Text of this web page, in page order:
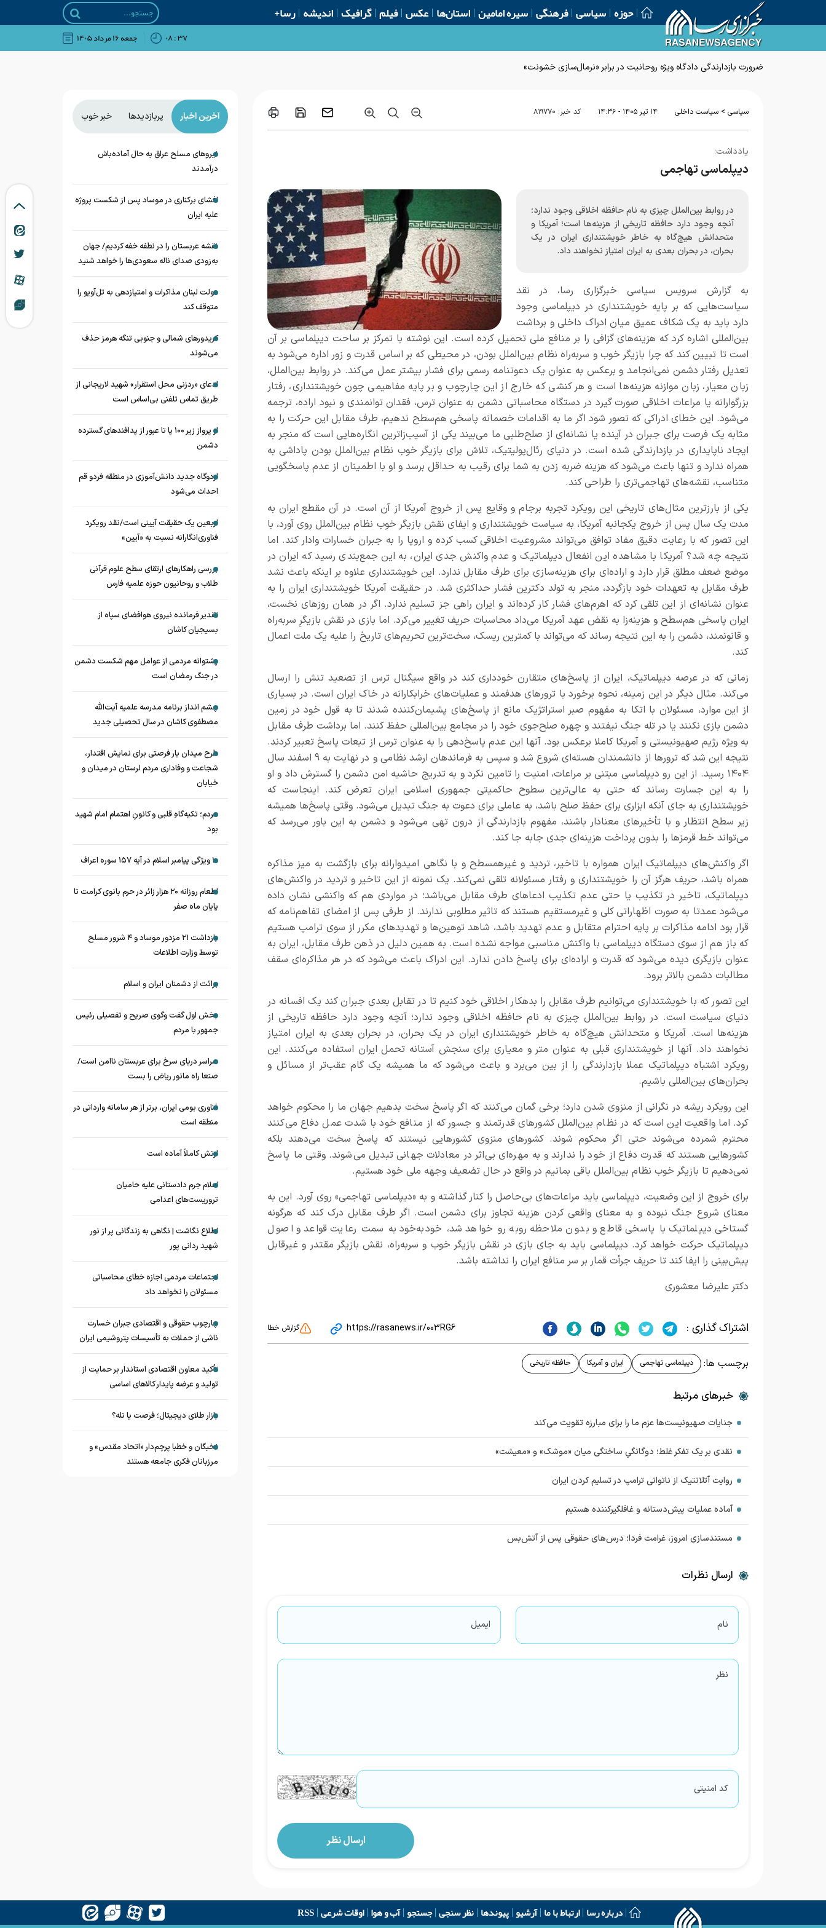
حوزه سیاسی فرهنگی سیره امامین استان‌ها عکس فیلم گرافیک اندیشه رسا+
۳۷ : ۰۸ جمعه ۱۶ مرداد ۱۴۰۵
ضرورت بازدارندگی دادگاه ویژه روحانیت در برابر «نرمال‌سازی خشونت»
سیاسی > سیاست داخلی ۱۴ تير ۱۴۰۵ - ۱۴:۳۶ کد خبر: ۸۱۹۷۷۰
یادداشت؛
دیپلماسی تهاجمی
در روابط بین‌الملل چیزی به نام حافظه اخلاقی وجود ندارد؛
آنچه وجود دارد حافظه تاریخی از هزینه‌ها است؛ آمریکا و
متحدانش هیچ‌گاه به خاطر خویشتنداری ایران در یک
بحران، در بحران بعدی به ایران امتیاز نخواهند داد.
به گزارش سرویس سیاسی خبرگزاری رسا، در نقد
سیاست‌هایی که بر پایه خویشتنداری در دیپلماسی وجود
دارد باید به یک شکاف عمیق میان ادراک داخلی و برداشت
بین‌المللی اشاره کرد که هزینه‌های گزافی را بر منافع ملی تحمیل کرده است. این نوشته با تمرکز بر ساحت دیپلماسی بر آن
است تا تبیین کند که چرا بازیگر خوب و سربه‌راه نظام بین‌الملل بودن، در محیطی که بر اساس قدرت و زور اداره می‌شود به
تعدیل رفتار دشمن نمی‌انجامد و برعکس به عنوان یک دعوتنامه رسمی برای فشار بیشتر عمل می‌کند. در روابط بین‌الملل،
زبان معیار، زبان موازنه هزینه‌ها است و هر کنشی که خارج از این چارچوب و بر پایه مفاهیمی چون خویشتنداری، رفتار
بزرگوارانه یا مراعات اخلاقی صورت گیرد در دستگاه محاسباتی دشمن به عنوان ترس، فقدان توانمندی و نبود اراده، ترجمه
می‌شود. این خطای ادراکی که تصور شود اگر ما به اقدامات خصمانه پاسخی هم‌سطح ندهیم، طرف مقابل این حرکت را به
مثابه یک فرصت برای جبران در آینده یا نشانه‌ای از صلح‌طلبی ما می‌بیند یکی از آسیب‌زاترین انگاره‌هایی است که منجر به
ایجاد ناپایداری در بازدارندگی شده است. در دنیای رئال‌پولیتیک، تلاش برای بازیگر خوب نظام بین‌الملل بودن پاداشی به
همراه ندارد و تنها باعث می‌شود که هزینه ضربه زدن به شما برای رقیب به حداقل برسد و او با اطمینان از عدم پاسخگویی
متناسب، نقشه‌های تهاجمی‌تری را طراحی کند.
یکی از بارزترین مثال‌های تاریخی این رویکرد تجربه برجام و وقایع پس از خروج آمریکا از آن است. در آن مقطع ایران به
مدت یک سال پس از خروج یکجانبه آمریکا، به سیاست خویشتنداری و ایفای نقش بازیگر خوب نظام بین‌الملل روی آورد، با
این تصور که با رعایت دقیق مفاد توافق می‌تواند مشروعیت اخلاقی کسب کرده و اروپا را به جبران خسارات وادار کند. اما
نتیجه چه شد؟ آمریکا با مشاهده این انفعال دیپلماتیک و عدم واکنش جدی ایران، به این جمع‌بندی رسید که ایران در
موضع ضعف مطلق قرار دارد و اراده‌ای برای هزینه‌سازی برای طرف مقابل ندارد. این خویشتنداری علاوه ‌بر اینکه باعث نشد
طرف مقابل به تعهدات خود بازگردد، منجر به تولد دکترین فشار حداکثری شد. در حقیقت آمریکا خویشتنداری ایران را به
عنوان نشانه‌ای از این تلقی کرد که اهرم‌های فشار کار کرده‌اند و ایران راهی جز تسلیم ندارد. اگر در همان روزهای نخست،
ایران پاسخی هم‌سطح و هزینه‌زا به نقض عهد آمریکا می‌داد محاسبات حریف تغییر می‌کرد. اما بازی در نقش بازیگرِ سربه‌راه
و قانونمند، دشمن را به این نتیجه رساند که می‌تواند با کمترین ریسک، سخت‌ترین تحریم‌های تاریخ را علیه یک ملت اعمال
کند.
زمانی که در عرصه دیپلماتیک، ایران از پاسخ‌های متقارن خودداری ‌کند در واقع سیگنال ترس از تصعید تنش را ارسال
می‌کند. مثال دیگر در این زمینه، نحوه برخورد با ترورهای هدفمند و عملیات‌های خرابکارانه در خاک ایران است. در بسیاری
از این موارد، مسئولان با اتکا به مفهوم صبر استراتژیک مانع از پاسخ‌های پشیمان‌کننده شدند تا به قول خود در زمین
دشمن بازی نکنند یا در تله جنگ نیفتند و چهره صلح‌جوی خود را در مجامع بین‌المللی حفظ کنند. اما برداشت طرف مقابل
به ویژه رژیم صهیونیستی و آمریکا کاملا برعکس بود. آنها این عدم پاسخ‌دهی را به عنوان ترس از تبعات پاسخ تعبیر کردند.
نتیجه این شد که ترورها از دانشمندان هسته‌ای شروع شد و سپس به فرماندهان ارشد نظامی و در نهایت به 9 اسفند سال
۱۴۰۴ رسید. از این رو دیپلماسی مبتنی بر مراعات، امنیت را تامین نکرد و به تدریج حاشیه امن دشمن را گسترش داد و او
را به این جسارت رساند که حتی به عالی‌ترین سطوح حاکمیتی جمهوری اسلامی ایران تعرض کند. اینجاست که
خویشتنداری به جای آنکه ابزاری برای حفظ صلح باشد، به عاملی برای دعوت به جنگ تبدیل می‌شود. وقتی پاسخ‌ها همیشه
زیر سطح انتظار و با تأخیرهای معنادار باشند، مفهوم بازدارندگی از درون تهی می‌شود و دشمن به این باور می‌رسد که
می‌تواند خط قرمزها را بدون پرداخت هزینه‌ای جدی جابه جا کند.
اگر واکنش‌های دیپلماتیک ایران همواره با تاخیر، تردید و غیرهمسطح و با نگاهی امیدوارانه‌ برای بازگشت به میز مذاکره
همراه باشد، حریف هرگز آن را خویشتنداری و رفتار مسئولانه تلقی نمی‌کند. یک نمونه از این تاخیر و تردید در واکنش‌های
دیپلماتیک، تاخیر در تکذیب یا حتی عدم تکذیب ادعاهای طرف مقابل می‌باشد؛ در مواردی هم که واکنشی نشان داده
می‌شود عمدتا به صورت اظهاراتی کلی و غیرمستقیم هستند که تاثیر مطلوبی ندارند. از طرفی پس از امضای تفاهم‌نامه که
قرار بود ادامه مذاکرات بر پایه احترام متقابل و عدم تهدید باشد، شاهد توهین‌ها و تهدیدهای مکرر از سوی ترامپ هستیم
که باز هم از سوی دستگاه دیپلماسی با واکنش مناسبی مواجه نشده است. به همین دلیل در ذهن طرف مقابل، ایران به
عنوان بازیگری دیده می‌شود که قدرت و اراده‌ای برای پاسخ دادن ندارد. این ادراک باعث می‌شود که در هر مذاکره‌ای سقف
مطالبات دشمن بالاتر برود.
این تصور که با خویشتنداری می‌توانیم طرف مقابل را بدهکار اخلاقی خود کنیم تا در تقابل بعدی جبران کند یک افسانه در
دنیای سیاست است. در روابط بین‌الملل چیزی به نام حافظه اخلاقی وجود ندارد؛ آنچه وجود دارد حافظه تاریخی از
هزینه‌ها است. آمریکا و متحدانش هیچ‌گاه به خاطر خویشتنداری ایران در یک بحران، در بحران بعدی به ایران امتیاز
نخواهند داد. آنها از خویشتنداری قبلی به عنوان متر و معیاری برای سنجش آستانه تحمل ایران استفاده می‌کنند. این
رویکرد اشتباه دیپلماتیک عملا بازدارندگی را از بین می‌برد و باعث می‌شود که ما همیشه یک گام عقب‌تر از مسائل و
بحران‌های بین‌المللی باشیم.
این رویکرد ریشه در نگرانی از منزوی شدن دارد؛ برخی گمان می‌کنند که اگر پاسخ سخت بدهیم جهان ما را محکوم خواهد
کرد. اما واقعیت این است که در نظام بین‌الملل کشورهای قدرتمند و جسور که از منافع خود با شدت عمل دفاع می‌کنند
محترم شمرده می‌شوند حتی اگر محکوم شوند. کشورهای منزوی کشورهایی نیستند که پاسخ سخت می‌دهند بلکه
کشورهایی هستند که قدرت دفاع از خود را ندارند و به مهره‌ای بی‌اثر در معادلات جهانی تبدیل می‌شوند. وقتی ما پاسخ
نمی‌دهیم تا بازیگر خوب نظام بین‌الملل باقی بمانیم در واقع در حال تضعیف وجهه ملی خود هستیم.
برای خروج از این وضعیت، دیپلماسی باید مراعات‌های بی‌حاصل را کنار گذاشته و به «دیپلماسی تهاجمی» روی آورد. این به
معنای شروع جنگ نبوده و به معنای واقعی کردن هزینه تجاوز برای دشمن است. اگر طرف مقابل درک کند که هرگونه
گستاخی دیپلماتیک با پاسخی قاطع و بدون ملاحظه روبه رو خواهد شد، خودبه‌خود به سمت رعایت قواعد و اصول
دیپلماتیک حرکت خواهد کرد. دیپلماسی باید به جای بازی در نقش بازیگر خوب و سربه‌راه، نقش بازیگر مقتدر و غیرقابل
پیش‌بینی را ایفا کند تا حریف جرأت قمار بر سر منافع ایران را نداشته باشد.
دکتر علیرضا معشوری
اشتراک گذاری : https://rasanews.ir/003RG6 گزارش خطا
برچسب ها: دیپلماسی تهاجمی ایران و آمریکا حافظه تاریخی
خبرهای مرتبط
جنایات صهیونیست‌ها عزم ما را برای مبارزه تقویت می‌کند
نقدی بر یک تفکر غلط؛ دوگانگیِ ساختگی میان «موشک» و «معیشت»
روایت آتلانتیک از ناتوانی ترامپ در تسلیم کردن ایران
آماده عملیات پیش‌دستانه و غافلگیرکننده هستیم
مستندسازی امروز، غرامت فردا؛ درس‌های حقوقی پس از آتش‌بس
ارسال نظرات
آخرین اخبار پربازدیدها خبر خوب
نیروهای مسلح عراق به حال آماده‌باش
درآمدند
افشای برکناری در موساد پس از شکست پروژه
علیه ایران
نقشه عربستان را در نطفه خفه کردیم/ جهان
به‌زودی صدای ناله سعودی‌ها را خواهد شنید
دولت لبنان مذاکرات و امتیازدهی به تل‌آویو را
متوقف کند
کریدورهای شمالی و جنوبی تنگه هرمز حذف
می‌شوند
ادعای «ردزنی محل استقرار» شهید لاریجانی از
طریق تماس تلفنی بی‌اساس است
از پرواز زیر ۱۰۰ پا تا عبور از پدافند‌های گسترده
دشمن
اردوگاه جدید دانش‌آموزی در منطقه فردو قم
احداث می‌شود
اربعین یک حقیقت آیینی است/نقد رویکرد
فناوری‌انگارانه نسبت به «آیین»
بررسی راهکارهای ارتقای سطح علوم قرآنی
طلاب و روحانیون حوزه علمیه فارس
تقدیر فرمانده نیروی هوافضای سپاه از
بسیجیان کاشان
پشتوانه مردمی از عوامل مهم شکست دشمن
در جنگ رمضان است
چشم‌ انداز برنامه مدرسه علمیه آیت‌الله
مصطفوی کاشان در سال تحصیلی جدید
طرح میدان یار فرصتی برای نمایش اقتدار،
شجاعت و وفاداری مردم لرستان در میدان و
خیابان
مردم؛ تکیه‌گاهِ قلبی و کانونِ اهتمام امام شهید
بود
۱۰ ویژگی پیامبر اسلام در آیه ۱۵۷ سوره اعراف
اطعام روزانه ۲۰ هزار زائر در حرم بانوی کرامت تا
پایان ماه صفر
بازداشت ۲۱ مزدور موساد و ۴ شرور مسلح
توسط وزارت اطلاعات
برائت از دشمنان ایران و اسلام
بخش اول گفت وگوی صریح و تفصیلی رئیس
جمهور با مردم
سراسر دریای سرخ برای عربستان ناامن است/
صنعا راه مانور ریاض را بست
فناوری بومی ایران، برتر از هر سامانه وارداتی در
منطقه است
ارتش کاملاً آماده است
اعلام جرم دادستانی علیه حامیان
تروریست‌های اعدامی
اطلاع نگاشت | نگاهی به زندگانی پر از نور
شهید ردانی پور
اجتماعات مردمی اجازه خطای محاسباتی
مسئولان را نخواهد داد
چارچوب حقوقی و اقتصادی جبران خسارت
ناشی از حملات به تأسیسات پتروشیمی ایران
تأکید معاون اقتصادی استاندار بر حمایت از
تولید و عرضه پایدار کالاهای اساسی
بازار طلای دیجیتال؛ فرصت یا تله؟
نخبگان و خطبا پرچم‌دار «اتحاد مقدس» و
مرزبانان فکری جامعه هستند
درباره رسا ارتباط با ما آرشیو پیوندها نظر سنجی جستجو آب و هوا اوقات شرعی RSS